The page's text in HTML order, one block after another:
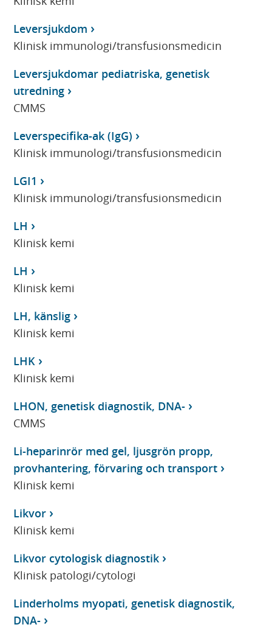
Leversjukdom
Klinisk immunologi/transfusionsmedicin
Leversjukdomar pediatriska, genetisk
utredning
CMMS
Leverspecifika-ak (IgG)
Klinisk immunologi/transfusionsmedicin
LGI1
Klinisk immunologi/transfusionsmedicin
LH
Klinisk kemi
LH
Klinisk kemi
LH, känslig
Klinisk kemi
LHK
Klinisk kemi
LHON, genetisk diagnostik, DNA-
CMMS
Li-heparinrör med gel, ljusgrön propp,
provhantering, förvaring och transport
Klinisk kemi
Likvor
Klinisk kemi
Likvor cytologisk diagnostik
Klinisk patologi/cytologi
Linderholms myopati, genetisk diagnostik,
DNA-